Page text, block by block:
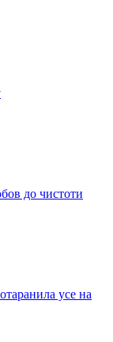
до чистоти
усе на